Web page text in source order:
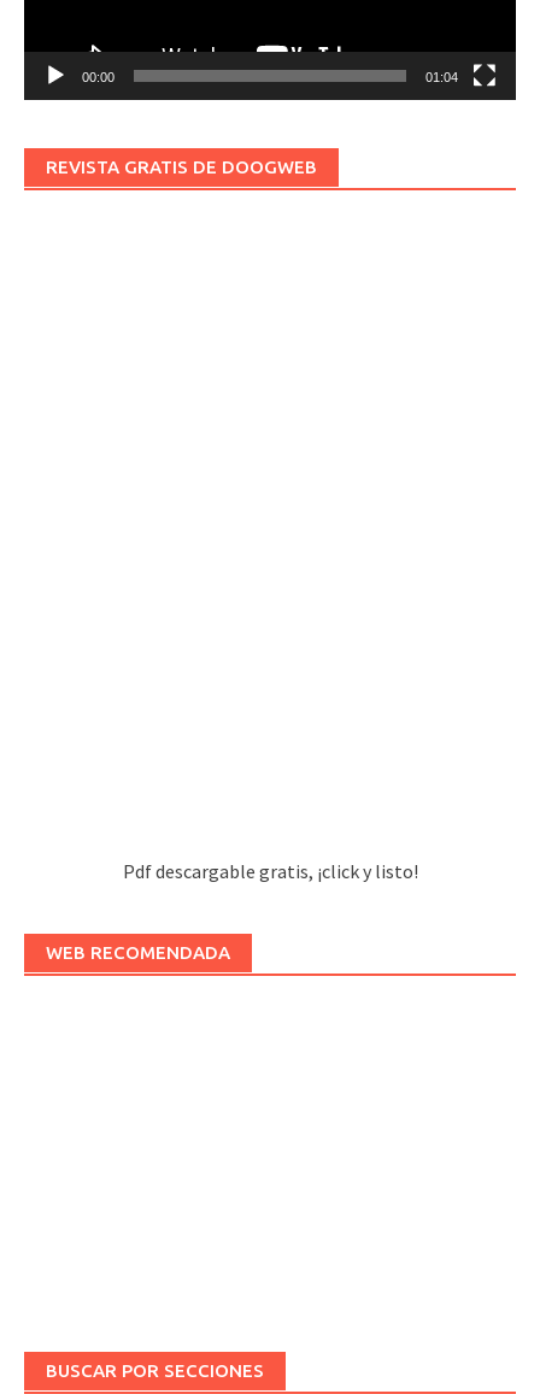
00:00 01:04
REVISTA GRATIS DE DOOGWEB
Pdf descargable gratis, ¡click y listo!
WEB RECOMENDADA
BUSCAR POR SECCIONES